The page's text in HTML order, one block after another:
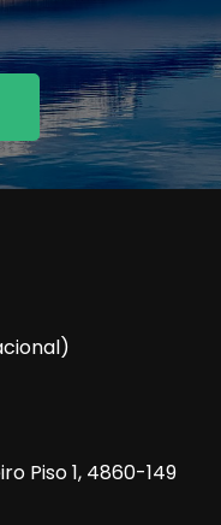
Piso 1, 4860-149